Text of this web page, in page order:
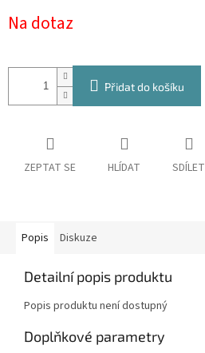
cena:
Na dotaz
Přidat do košíku
ZEPTAT SE HLÍDAT SDÍLET
Popis Diskuze
Detailní popis produktu
Popis produktu není dostupný
Doplňkové parametry